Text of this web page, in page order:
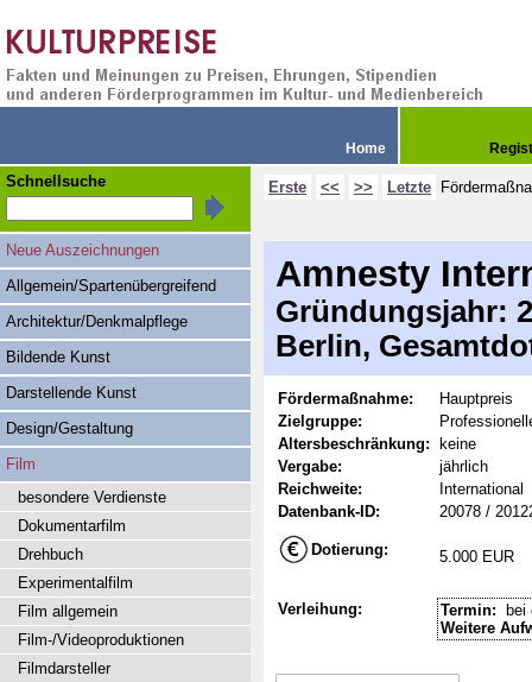
Home
Erste << >> Letzte
Amnesty
Gründungsjahr:
Berlin,
Fördermaßnahme:
Hauptpreis
Zielgruppe:
Altersbeschränkung:
keine
Vergabe:
jährlich
Reichweite:
International
Datenbank-ID:
20078 /
Dotierung: 5.000 EUR
Verleihung: Termin:
bei
Weitere
Schnellsuche
Neue Auszeichnungen
Allgemein/Spartenübergreifend
Architektur/Denkmalpflege
Bildende Kunst
Darstellende Kunst
Design/Gestaltung
Film
besondere Verdienste
Dokumentarfilm
Drehbuch
Experimentalfilm
Film allgemein
Film-/Videoproduktionen
Filmdarsteller